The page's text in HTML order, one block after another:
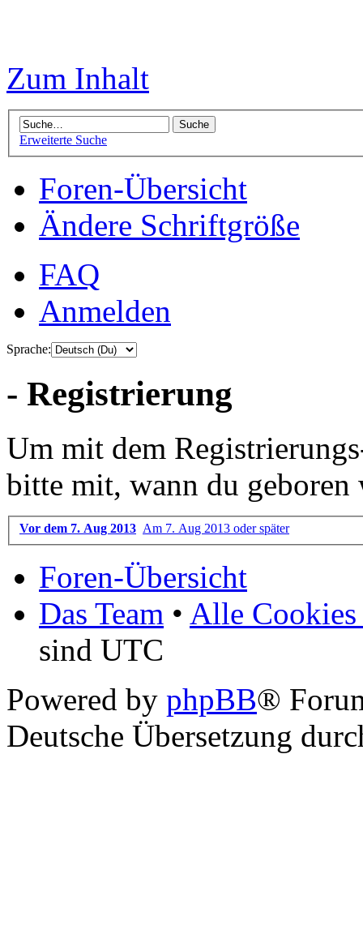
Zum Inhalt
Erweiterte Suche
Foren-Übersicht
Ändere Schriftgröße
FAQ
Anmelden
Sprache:
- Registrierung
Um mit dem
bitte mit, wann du geboren
Vor dem 7. Aug 2013 Am 7. Aug 2013 oder später
Foren-Übersicht
Das Team • Alle Cookies
sind UTC
Powered by phpBB®
Deutsche Übersetzung